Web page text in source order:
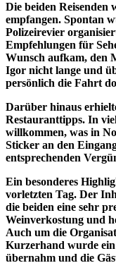
Die beiden
empfangen. Spontan
Polizeirevier
Empfehlungen für
Wunsch aufkam, den
Igor nicht lange und
persönlich die Fahrt
Darüber hinaus
Restauranttipps. In
willkommen, was in
Sticker an den
entsprechenden
Ein besonderes
vorletzten Tag. Der
die beiden eine sehr
Weinverkostung und
Auch um die
Kurzerhand wurde
übernahm und die